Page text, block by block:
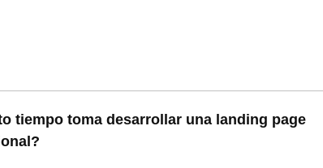
tiempo toma desarrollar una landing page